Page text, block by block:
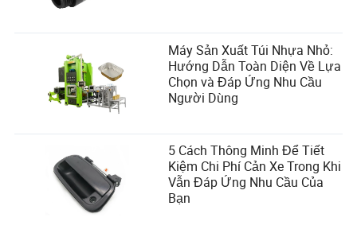
Máy Sản Xuất Túi Nhựa Nhỏ:
Hướng Dẫn Toàn Diện Về Lựa
Chọn và Đáp Ứng Nhu Cầu
Người Dùng
5 Cách Thông Minh Để Tiết
Kiệm Chi Phí Cản Xe Trong Khi
Vẫn Đáp Ứng Nhu Cầu Của
Bạn